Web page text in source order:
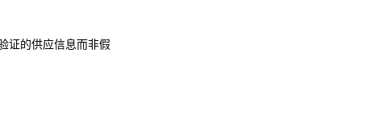
证的供应信息而非假